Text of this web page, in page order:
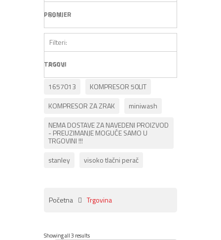
653
PROMJER
Filteri:
R143
TAGOVI
1657013
KOMPRESOR 50LIT
KOMPRESOR ZA ZRAK
miniwash
NEMA DOSTAVE ZA NAVEDENI PROIZVOD
- PREUZIMANJE MOGUĆE SAMO U
TRGOVINI !!!
stanley
visoko tlačni perač
Početna Trgovina
Showing all 3 results